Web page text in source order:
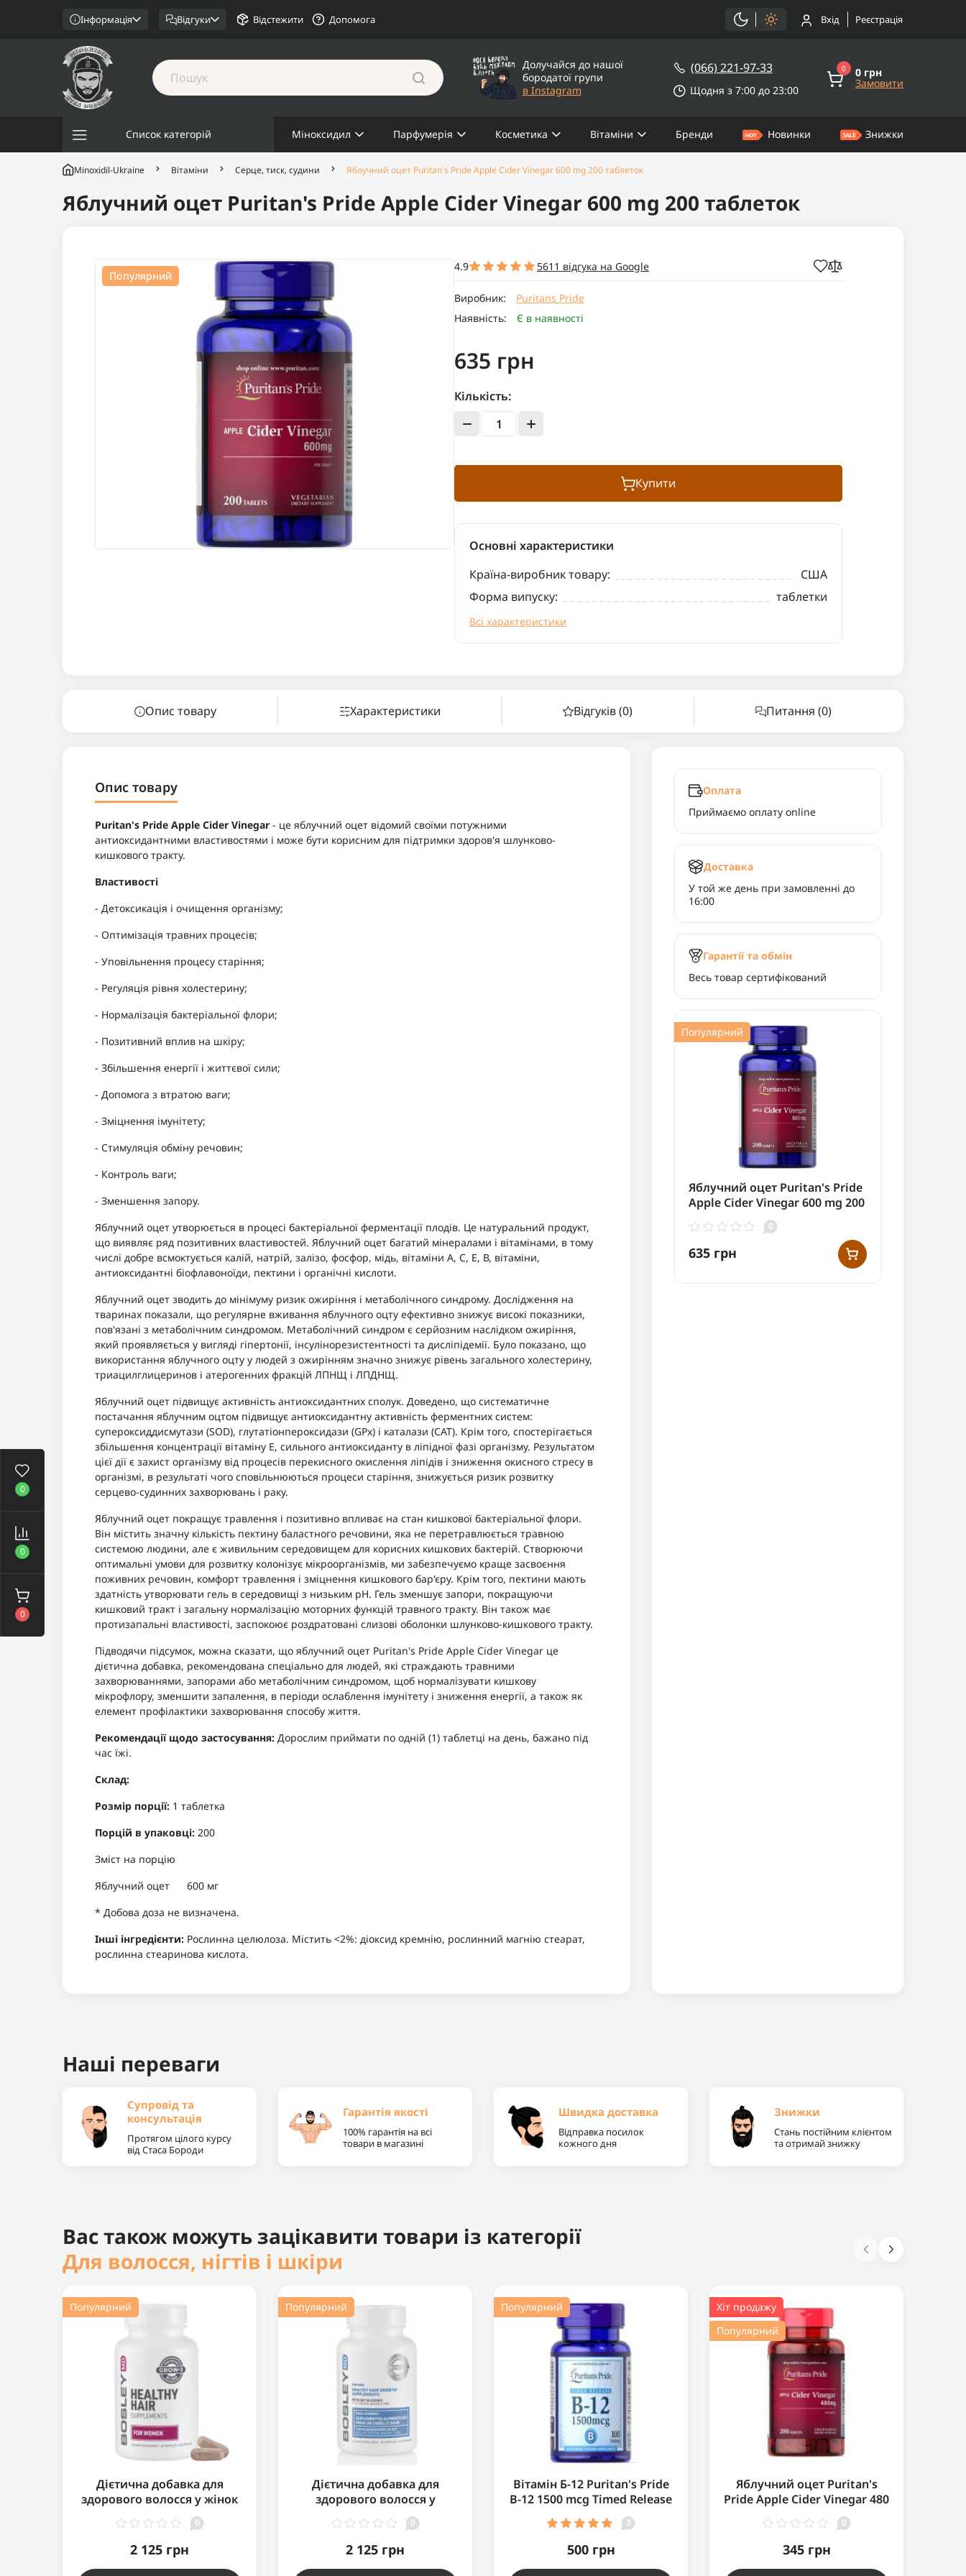
0
0
0
Інформація Відгуки Відстежити Допомога Вхід Реєстрація
Долучайся до нашої
бородатої групи
в Instagram
(066) 221-97-33
Щодня з 7:00 до 23:00
0 0 грн
Замовити
Список категорій Міноксидил Парфумерія Косметика Вітаміни Бренди Новинки Знижки
Minoxidil-Ukraine Вітаміни Серце, тиск, судини Яблучний оцет Puritan's Pride Apple Cider Vinegar 600 mg 200 таблеток
Яблучний оцет Puritan's Pride Apple Cider Vinegar 600 mg 200 таблеток
Популярний
4.9 5611 відгука на Google
Виробник:
Puritans Pride
Наявність:
Є в наявності
635 грн
Кількість:
Купити
Основні характеристики
Країна-виробник товару:
США
Форма випуску:
таблетки
Всі характеристики
Опис товару Характеристики Відгуків (0) Питання (0)
Опис товару
Puritan's Pride Apple Cider Vinegar - це яблучний оцет відомий своїми потужними
антиоксидантними властивостями і може бути корисним для підтримки здоров'я шлунково-
кишкового тракту.
Властивості
- Детоксикація і очищення організму;
- Оптимізація травних процесів;
- Уповільнення процесу старіння;
- Регуляція рівня холестерину;
- Нормалізація бактеріальної флори;
- Позитивний вплив на шкіру;
- Збільшення енергії і життєвої сили;
- Допомога з втратою ваги;
- Зміцнення імунітету;
- Стимуляція обміну речовин;
- Контроль ваги;
- Зменшення запору.
Яблучний оцет утворюється в процесі бактеріальної ферментації плодів. Це натуральний продукт,
що виявляє ряд позитивних властивостей. Яблучний оцет багатий мінералами і вітамінами, в тому
числі добре всмоктується калій, натрій, залізо, фосфор, мідь, вітаміни А, С, Е, В, вітаміни,
антиоксидантні біофлавоноїди, пектини і органічні кислоти.
Яблучний оцет зводить до мінімуму ризик ожиріння і метаболічного синдрому. Дослідження на
тваринах показали, що регулярне вживання яблучного оцту ефективно знижує високі показники,
пов'язані з метаболічним синдромом. Метаболічний синдром є серйозним наслідком ожиріння,
який проявляється у вигляді гіпертонії, інсулінорезистентності та дисліпідемії. Було показано, що
використання яблучного оцту у людей з ожирінням значно знижує рівень загального холестерину,
триацилглицеринов і атерогенних фракцій ЛПНЩ і ЛПДНЩ.
Яблучний оцет підвищує активність антиоксидантних сполук. Доведено, що систематичне
постачання яблучним оцтом підвищує антиоксидантну активність ферментних систем:
супероксиддисмутази (SOD), глутатіонпероксидази (GPx) і каталази (CAT). Крім того, спостерігається
збільшення концентрації вітаміну Е, сильного антиоксиданту в ліпідної фазі організму. Результатом
цієї дії є захист організму від процесів перекисного окислення ліпідів і зниження окисного стресу в
організмі, в результаті чого сповільнюються процеси старіння, знижується ризик розвитку
серцево-судинних захворювань і раку.
Яблучний оцет покращує травлення і позитивно впливає на стан кишкової бактеріальної флори.
Він містить значну кількість пектину баластного речовини, яка не перетравлюється травною
системою людини, але є живильним середовищем для корисних кишкових бактерій. Створюючи
оптимальні умови для розвитку колонізує мікроорганізмів, ми забезпечуємо краще засвоєння
поживних речовин, комфорт травлення і зміцнення кишкового бар'єру. Крім того, пектини мають
здатність утворювати гель в середовищі з низьким pH. Гель зменшує запори, покращуючи
кишковий тракт і загальну нормалізацію моторних функцій травного тракту. Він також має
протизапальні властивості, заспокоює роздратовані слизові оболонки шлунково-кишкового тракту.
Підводячи підсумок, можна сказати, що яблучний оцет Puritan's Pride Apple Cider Vinegar це
дієтична добавка, рекомендована спеціально для людей, які страждають травними
захворюваннями, запорами або метаболічним синдромом, щоб нормалізувати кишкову
мікрофлору, зменшити запалення, в періоди ослаблення імунітету і зниження енергії, а також як
елемент профілактики захворювання способу життя.
Рекомендації щодо застосування: Дорослим приймати по одній (1) таблетці на день, бажано під
час їжі.
Склад:
Розмір порції: 1 таблетка
Порцій в упаковці: 200
Зміст на порцію
Яблучний оцет
600 мг
* Добова доза не визначена.
Інші інгредієнти: Рослинна целюлоза. Містить <2%: діоксид кремнію, рослинний магнію стеарат,
рослинна стеаринова кислота.
Оплата
Приймаємо оплату online
Доставка
У той же день при замовленні до
16:00
Гарантії та обмін
Весь товар сертифікований
Популярний
Яблучний оцет Puritan's Pride
Apple Cider Vinegar 600 mg 200
таблеток
0
635 грн
Наші переваги
Супровід та
консультація
Протягом цілого курсу
від Стаса Бороди
Гарантія якості
100% гарантія на всі
товари в магазині
Швидка доставка
Відправка посилок
кожного дня
Знижки
Стань постійним клієнтом
та отримай знижку
Вас також можуть зацікавити товари із категорії
Для волосся, нігтів і шкіри
Популярний
Дієтична добавка для
здорового волосся у жінок
60 капсул
0
2 125 грн
Популярний
Дієтична добавка для
здорового волосся у
чоловіків 60 капсул
0
2 125 грн
Популярний
Вітамін Б-12 Puritan's Pride
B-12 1500 mcg Timed Release
100 таблеток
3
500 грн
Хіт продажу
Популярний
Яблучний оцет Puritan's
Pride Apple Cider Vinegar 480
mg 200 табл
0
345 грн